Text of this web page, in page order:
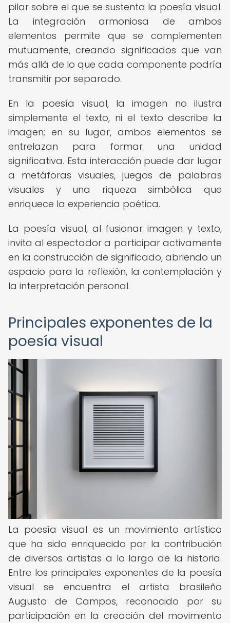
pilar sobre el que se sustenta la poesía visual.
La integración armoniosa de ambos
elementos permite que se complementen
mutuamente, creando significados que van
más allá de lo que cada componente podría
transmitir por separado.
En la poesía visual, la imagen no ilustra
simplemente el texto, ni el texto describe la
imagen; en su lugar, ambos elementos se
entrelazan para formar una unidad
significativa. Esta interacción puede dar lugar
a metáforas visuales, juegos de palabras
visuales y una riqueza simbólica que
enriquece la experiencia poética.
La poesía visual, al fusionar imagen y texto,
invita al espectador a participar activamente
en la construcción de significado, abriendo un
espacio para la reflexión, la contemplación y
la interpretación personal.
Principales exponentes de la
poesía visual
La poesía visual es un movimiento artístico
que ha sido enriquecido por la contribución
de diversos artistas a lo largo de la historia.
Entre los principales exponentes de la poesía
visual se encuentra el artista brasileño
Augusto de Campos, reconocido por su
participación en la creación del movimiento